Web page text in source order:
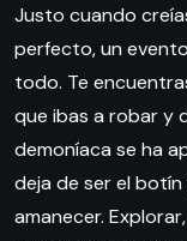
Justo cuando
perfecto, un
todo. Te
que ibas a robar y
demoníaca se ha
deja de ser el
amanecer.